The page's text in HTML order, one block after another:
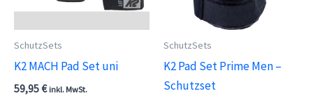
SchutzSets
K2 MACH Pad Set uni
59,95€ inkl. MwSt.
SchutzSets
K2 Pad Set Prime Men –
Schutzset